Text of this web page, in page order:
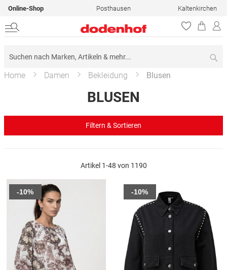
Online-Shop Posthausen Kaltenkirchen
Home Damen Bekleidung Blusen
BLUSEN
Artikel 1-48 von 1190
-10% -10%
Filtern & Sortieren